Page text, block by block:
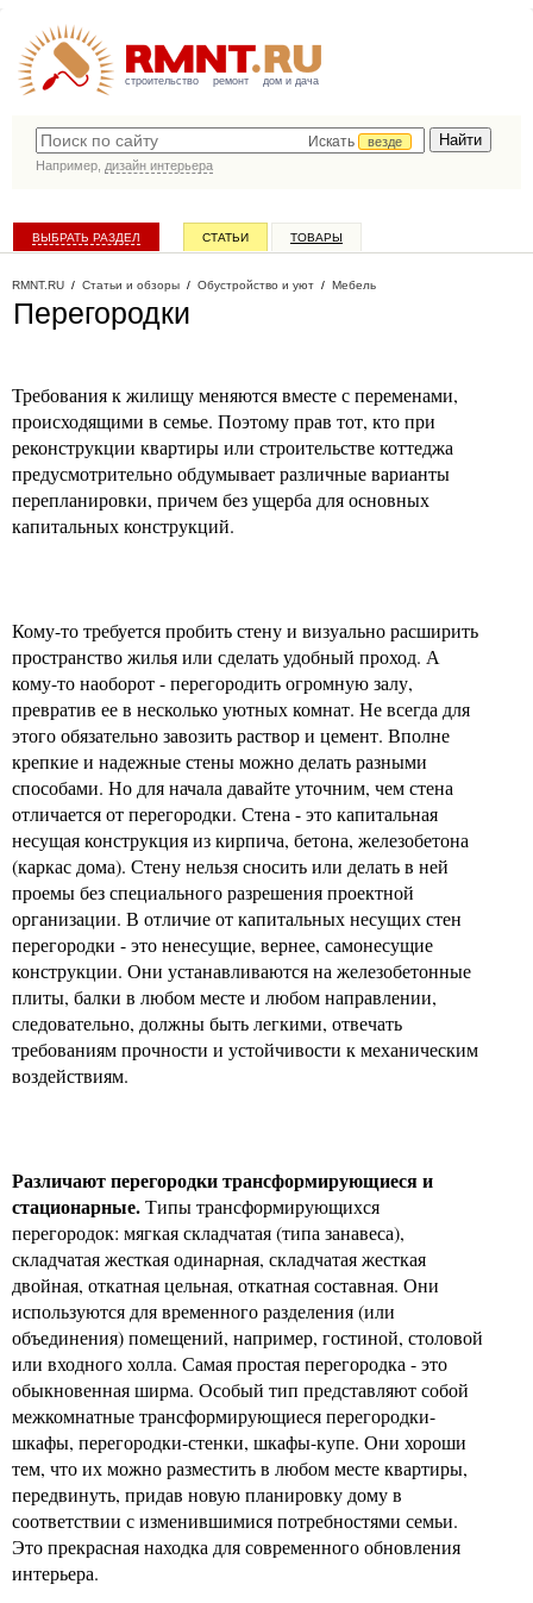
строительство ремонт дом и дача
Искать
везде
Например, дизайн интерьера
ВЫБРАТЬ РАЗДЕЛ СТАТЬИ ТОВАРЫ
RMNT.RU / Статьи и обзоры / Обустройство и уют / Мебель
Перегородки
Требования к жилищу меняются вместе с переменами,
происходящими в семье. Поэтому прав тот, кто при
реконструкции квартиры или строительстве коттеджа
предусмотрительно обдумывает различные варианты
перепланировки, причем без ущерба для основных
капитальных конструкций.
Кому-то требуется пробить стену и визуально расширить
пространство жилья или сделать удобный проход. А
кому-то наоборот - перегородить огромную залу,
превратив ее в несколько уютных комнат. Не всегда для
этого обязательно завозить раствор и цемент. Вполне
крепкие и надежные стены можно делать разными
способами. Но для начала давайте уточним, чем стена
отличается от перегородки. Стена - это капитальная
несущая конструкция из кирпича, бетона, железобетона
(каркас дома). Стену нельзя сносить или делать в ней
проемы без специального разрешения проектной
организации. В отличие от капитальных несущих стен
перегородки - это ненесущие, вернее, самонесущие
конструкции. Они устанавливаются на железобетонные
плиты, балки в любом месте и любом направлении,
следовательно, должны быть легкими, отвечать
требованиям прочности и устойчивости к механическим
воздействиям.
Различают перегородки трансформирующиеся и
стационарные.Типы трансформирующихся
перегородок: мягкая складчатая (типа занавеса),
складчатая жесткая одинарная, складчатая жесткая
двойная, откатная цельная, откатная составная. Они
используются для временного разделения (или
объединения) помещений, например, гостиной, столовой
или входного холла. Самая простая перегородка - это
обыкновенная ширма. Особый тип представляют собой
межкомнатные трансформирующиеся перегородки-
шкафы, перегородки-стенки, шкафы-купе. Они хороши
тем, что их можно разместить в любом месте квартиры,
передвинуть, придав новую планировку дому в
соответствии с изменившимися потребностями семьи.
Это прекрасная находка для современного обновления
интерьера.